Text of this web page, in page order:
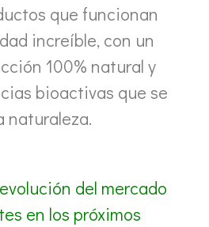
que funcionan
increíble, con un
100% natural y
bioactivas que se
naturaleza.
del mercado
en los próximos